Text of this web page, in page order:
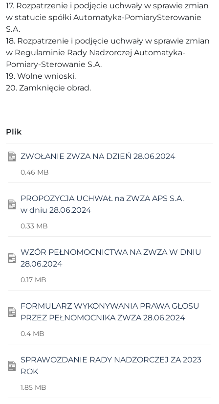
17. Rozpatrzenie i podjęcie uchwały w sprawie zmian
w statucie spółki Automatyka-PomiarySterowanie
S.A.
18. Rozpatrzenie i podjęcie uchwały w sprawie zmian
w Regulaminie Rady Nadzorczej Automatyka-
Pomiary-Sterowanie S.A.
19. Wolne wnioski.
20. Zamknięcie obrad.
Plik
ZWOŁANIE ZWZA NA DZIEŃ 28.06.2024
0.46 MB
PROPOZYCJA UCHWAŁ na ZWZA APS S.A.
w dniu 28.06.2024
0.33 MB
WZÓR PEŁNOMOCNICTWA NA ZWZA W DNIU
28.06.2024
0.17 MB
FORMULARZ WYKONYWANIA PRAWA GŁOSU
PRZEZ PEŁNOMOCNIKA ZWZA 28.06.2024
0.4 MB
SPRAWOZDANIE RADY NADZORCZEJ ZA 2023
ROK
1.85 MB